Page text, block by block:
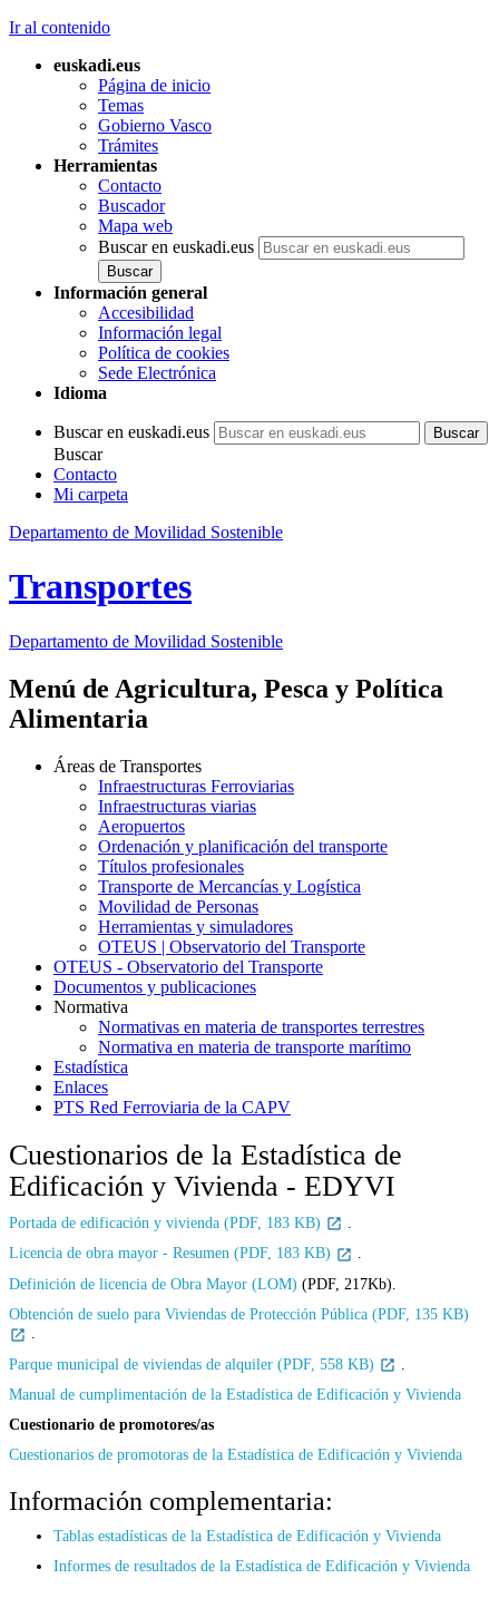
Ir al contenido
euskadi.eus
Página de inicio
Temas
Gobierno Vasco
Trámites
Herramientas
Contacto
Buscador
Mapa web
Buscar en euskadi.eus
Información general
Accesibilidad
Información legal
Política de cookies
Sede Electrónica
Idioma
Buscar en euskadi.eus
Buscar
Contacto
Mi carpeta
Departamento de Movilidad Sostenible
Transportes
Departamento de Movilidad Sostenible
Menú de Agricultura, Pesca y Política
Alimentaria
Áreas de Transportes
Infraestructuras Ferroviarias
Infraestructuras viarias
Aeropuertos
Ordenación y planificación del transporte
Títulos profesionales
Transporte de Mercancías y Logística
Movilidad de Personas
Herramientas y simuladores
OTEUS | Observatorio del Transporte
OTEUS - Observatorio del Transporte
Documentos y publicaciones
Normativa
Normativas en materia de transportes terrestres
Normativa en materia de transporte marítimo
Estadística
Enlaces
PTS Red Ferroviaria de la CAPV
Cuestionarios de la Estadística de
Edificación y Vivienda - EDYVI
Portada de edificación y vivienda (PDF, 183 KB)
Licencia de obra mayor - Resumen (PDF, 183 KB)
.
Definición de licencia de Obra Mayor (LOM) (PDF, 217Kb).
Obtención de suelo para Viviendas de Protección Pública (PDF, 135 KB)
Parque municipal de viviendas de alquiler (PDF, 558 KB)
Manual de cumplimentación de la Estadística de Edificación y Vivienda
Cuestionario de promotores/as
Cuestionarios de promotoras de la Estadística de Edificación y Vivienda
Información complementaria:
Tablas estadísticas de la Estadística de Edificación y Vivienda
Informes de resultados de la Estadística de Edificación y Vivienda